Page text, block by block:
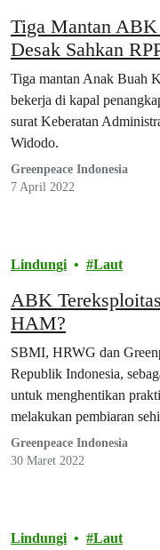
Tiga Mantan ABK
Desak Sahkan
Tiga mantan Anak Buah
bekerja di kapal
surat Keberatan
Widodo.
Greenpeace Indonesia
7 April 2022
Lindungi Laut
ABK
HAM?
SBMI, HRWG dan
Republik Indonesia,
untuk menghentikan
melakukan pembiaran
HAM.
Greenpeace Indonesia
30 Maret 2022
Lindungi Laut